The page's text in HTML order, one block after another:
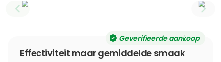
Previous slide
Geverifieerde aankoop
Effectiviteit maar gemiddelde smaak